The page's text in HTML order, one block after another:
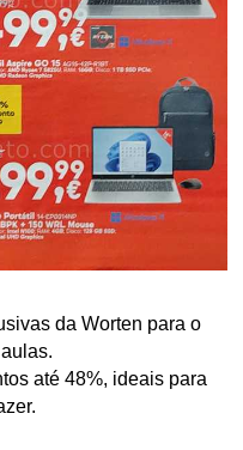
da Worten para o
até 48%, ideais para